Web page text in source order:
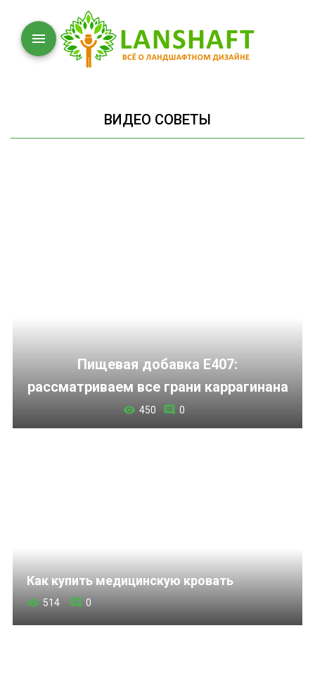
ВИДЕО СОВЕТЫ
Пищевая добавка Е407:
рассматриваем все грани каррагинана
450 0
Как купить медицинскую кровать
514 0